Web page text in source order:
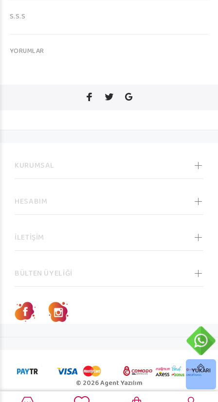
S.S.S
YORUMLAR
KURUMSAL
HESABIM
İLETİŞİM
BÜLTEN ÜYELİĞİ
© 2026 Agent Yazılım
YUKARI